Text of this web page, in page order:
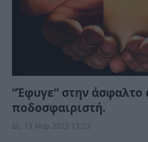
“Έφυγε” στην
ποδοσφαιριστή.
Δε, 13 Μαρ 2023 13:23